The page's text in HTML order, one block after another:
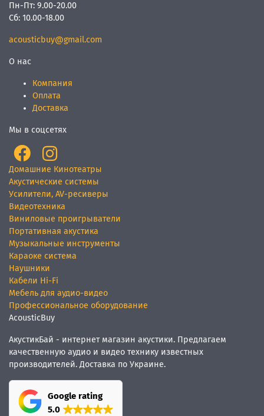
Пн-Пт: 9.00-20.00
Сб: 10.00-18.00
acousticbuy@gmail.com
О нас
Компания
Оплата
Доставка
Мы в соцсетях
Домашние Кинотеатры
Акустические системы
Усилители, AV-ресиверы
Видеотехника
Виниловые проигрыватели
Портативная акустика
Музыкальные инструменты
Караоке система
Наушники
Кабели Hi-Fi
Мебель для аудио-видео
Профессиональное оборудование
AcousticBuy
АкустикБай - интернет магазин акустики. Предлагаем
качественную аудио и видео технику известных
производителей. Доставка по Украине.
Google rating
5.0